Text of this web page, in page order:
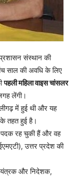
संस्थान की
साल की अवधि के लिए
पहली महिला वाइस चांसलर
लेंगी।
में हुई थी और यह
के तहत हुई है।
पदक रह चुकी हैं और वह
उत्तर प्रदेश की
और निदेशक,